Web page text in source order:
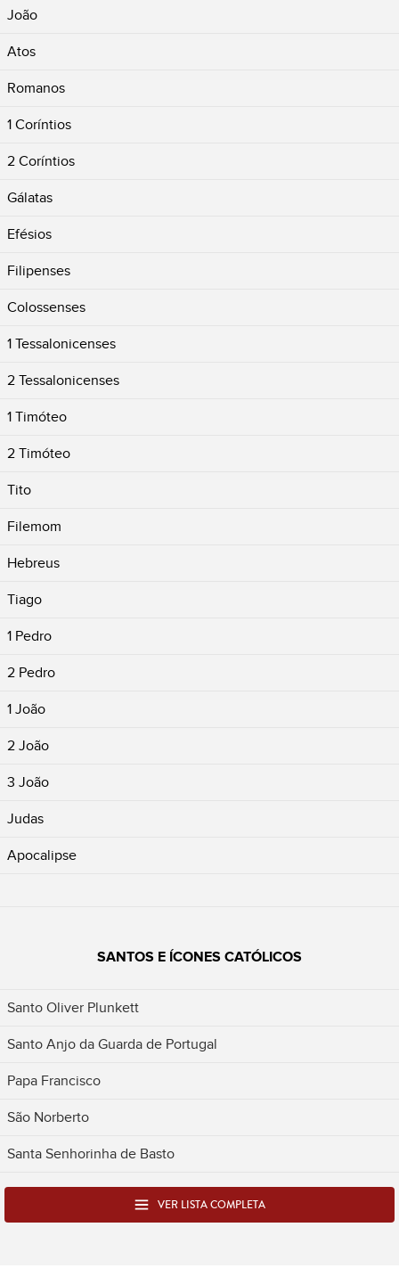
João
Atos
Romanos
1 Coríntios
2 Coríntios
Gálatas
Efésios
Filipenses
Colossenses
1 Tessalonicenses
2 Tessalonicenses
1 Timóteo
2 Timóteo
Tito
Filemom
Hebreus
Tiago
1 Pedro
2 Pedro
1 João
2 João
3 João
Judas
Apocalipse
SANTOS E ÍCONES CATÓLICOS
Santo Oliver Plunkett
Santo Anjo da Guarda de Portugal
Papa Francisco
São Norberto
Santa Senhorinha de Basto
VER LISTA COMPLETA